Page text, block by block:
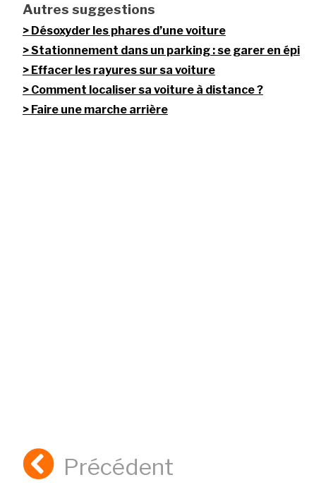
Autres suggestions
Désoxyder les phares d’une voiture
Stationnement dans un parking : se garer en épi
Effacer les rayures sur sa voiture
Comment localiser sa voiture à distance ?
Faire une marche arrière
Précédent